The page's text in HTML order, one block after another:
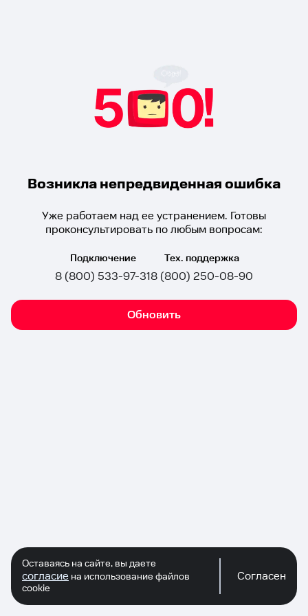
Возникла непредвиденная ошибка
Уже работаем над ее устранением. Готовы
проконсультировать по любым вопросам:
Подключение
8 (800) 533-97-31
Тех. поддержка
8 (800) 250-08-90
Обновить
Оставаясь на сайте, вы даете
согласие на использование файлов
cookie
Согласен